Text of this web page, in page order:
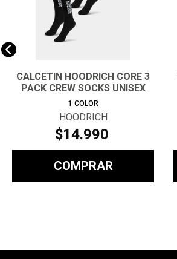
CALCETIN HOODRICH CORE 3
PACK CREW SOCKS UNISEX
1 COLOR
HOODRICH
$14.990
COMPRAR